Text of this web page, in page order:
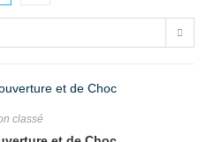
classé